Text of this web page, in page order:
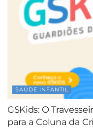
SAÚDE INFANTIL
GSKids: O
para a Coluna da